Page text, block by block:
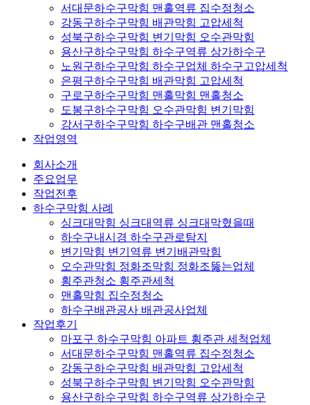
서대문하수구막힘 맨홀역류 집수정청소
강동구하수구막힘 배관막힘 고압세척
성북구하수구막힘 변기막힘 오수관막힘
용산구하수구막힘 하수구역류 상가하수구
노원구하수구막힘 하수구업체 하수구고압세척
은평구하수구막힘 배관막힘 고압세척
구로구하수구막힘 맨홀막힘 맨홀청소
도봉구하수구막힘 오수관막힘 변기막힘
강서구하수구막힘 하수구배관 맨홀청소
작업영역
회사소개
주요업무
작업전후
하수구막힘 사례
싱크대막힘 싱크대역류 싱크대막혔을때
하수구내시경 하수구관로탐지
변기막힘 변기역류 변기배관막힘
오수관막힘 정화조막힘 정화조뚫는업체
횡주관청소 횡주관세척
맨홀막힘 집수정청소
하수구배관공사 배관공사업체
작업후기
마포구 하수구막힘 아파트 횡주관 세척업체
서대문하수구막힘 맨홀역류 집수정청소
강동구하수구막힘 배관막힘 고압세척
성북구하수구막힘 변기막힘 오수관막힘
용산구하수구막힘 하수구역류 상가하수구